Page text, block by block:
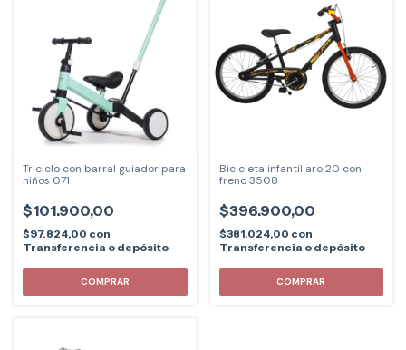
Triciclo con barral guiador para
niños 071
$101.900,00
$97.824,00 con
Transferencia o depósito
COMPRAR
Bicicleta infantil aro 20 con
freno 3508
$396.900,00
$381.024,00 con
Transferencia o depósito